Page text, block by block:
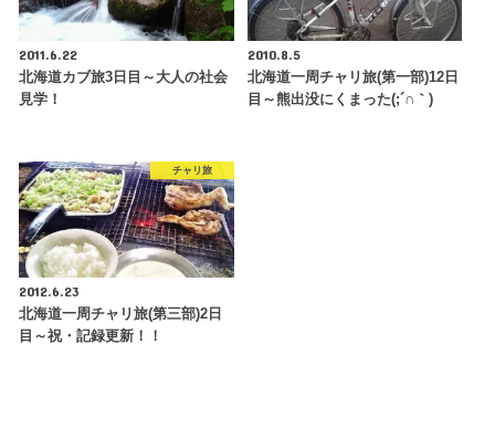
2011.6.22
北海道カブ旅3日目～大人の社会
見学！
2010.8.5
北海道一周チャリ旅(第一部)12日
目～熊出没にくまった(;´∩｀)
チャリ旅
2012.6.23
北海道一周チャリ旅(第三部)2日
目～祝・記録更新！！